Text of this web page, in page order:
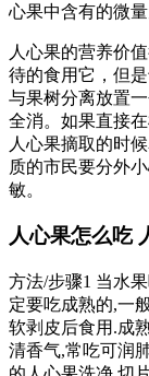
心果中含有的微
人心果的营养价
待的食用它，但
与果树分离放置
全消。如果直接
人心果摘取的时
质的市民要分外
敏。
人心果怎么吃
方法/步骤1 当水
定要吃成熟的,一
软剥皮后食用.成
清香气,常吃可润